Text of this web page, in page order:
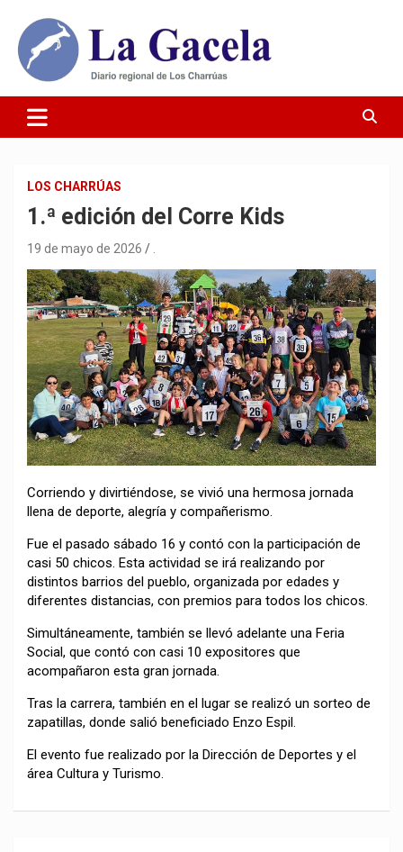
contenido
Diario La Gacela
LOS CHARRÚAS
1.ª edición del Corre Kids
19 de mayo de 2026
Corriendo y divirtiéndose, se vivió una hermosa jornada
llena de deporte, alegría y compañerismo.
Fue el pasado sábado 16 y contó con la participación de
casi 50 chicos. Esta actividad se irá realizando por
distintos barrios del pueblo, organizada por edades y
diferentes distancias, con premios para todos los chicos.
Simultáneamente, también se llevó adelante una Feria
Social, que contó con casi 10 expositores que
acompañaron esta gran jornada.
Tras la carrera, también en el lugar se realizó un sorteo de
zapatillas, donde salió beneficiado Enzo Espil.
El evento fue realizado por la Dirección de Deportes y el
área Cultura y Turismo.